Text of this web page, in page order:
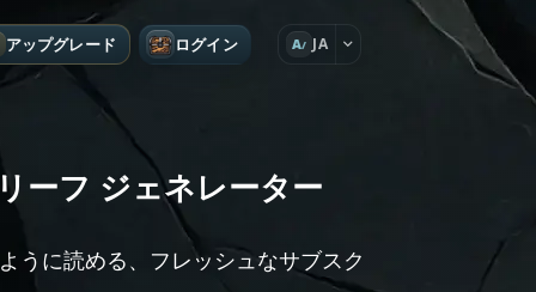
アップグレード ログイン A JA
ーフ ジェネレーター
うに読める、フレッシュなサブスク